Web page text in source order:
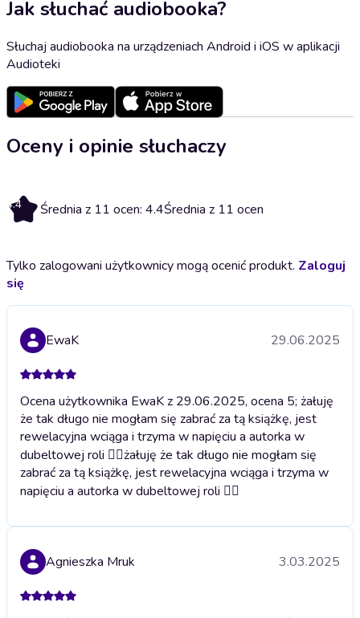
Jak słuchać audiobooka?
Słuchaj audiobooka na urządzeniach Android i iOS w aplikacji
Audioteki
Oceny i opinie słuchaczy
4.4 Średnia z 11 ocen: 4.4Średnia z 11 ocen
Tylko zalogowani użytkownicy mogą ocenić produkt. Zaloguj
się
EwaK 29.06.2025
Ocena użytkownika EwaK z 29.06.2025, ocena 5; żałuję
że tak długo nie mogłam się zabrać za tą książkę, jest
rewelacyjna wciąga i trzyma w napięciu a autorka w
dubeltowej roli 👍🏼żałuję że tak długo nie mogłam się
zabrać za tą książkę, jest rewelacyjna wciąga i trzyma w
napięciu a autorka w dubeltowej roli 👍🏼
Agnieszka Mruk 3.03.2025